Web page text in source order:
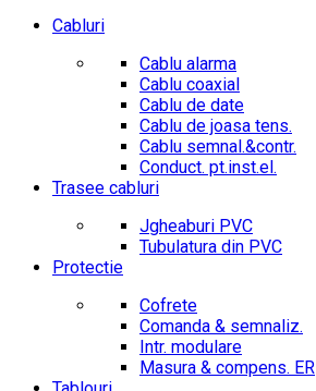
Cabluri
Cablu alarma
Cablu coaxial
Cablu de date
Cablu de joasa tens.
Cablu semnal.&contr.
Conduct. pt.inst.el.
Trasee cabluri
Jgheaburi PVC
Tubulatura din PVC
Protectie
Cofrete
Comanda & semnaliz.
Intr. modulare
Masura & compens. ER